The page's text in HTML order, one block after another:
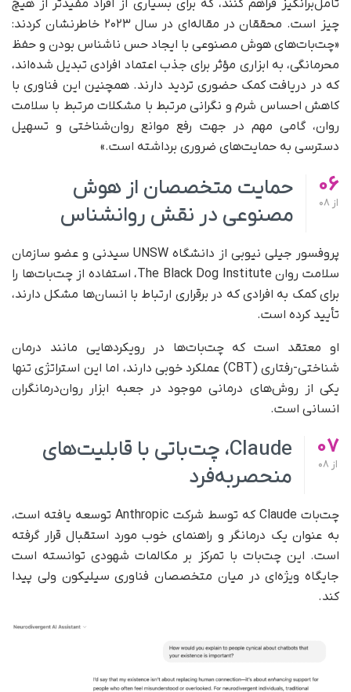
تأمل‌برانگیز فراهم کنند، که برای بسیاری از افراد مفیدتر از هیچ
چیز است. محققان در مقاله‌ای در سال ۲۰۲۳ خاطرنشان کردند:
«چت‌بات‌های هوش مصنوعی با ایجاد حس ناشناس بودن و حفظ
محرمانگی، به ابزاری مؤثر برای جذب اعتماد افرادی تبدیل شده‌اند،
که در دریافت کمک حضوری تردید دارند. همچنین این فناوری با
کاهش احساس شرم و نگرانی مرتبط با مشکلات مرتبط با سلامت
روان، گامی مهم در جهت رفع موانع روان‌شناختی و تسهیل
دسترسی به حمایت‌های ضروری برداشته است.»
06
از
حمایت متخصصان از هوش
مصنوعی در نقش روانشناس
پروفسور جیلی نیوبی از دانشگاه UNSW سیدنی و عضو سازمان
سلامت روان The Black Dog Institute، استفاده از چت‌بات‌ها را
برای کمک به افرادی که در برقراری ارتباط با انسان‌ها مشکل دارند،
تأیید کرده است.
او معتقد است که چت‌بات‌ها در رویکردهایی مانند درمان
شناختی-رفتاری (CBT) عملکرد خوبی دارند، اما این استراتژی تنها
یکی از روش‌های درمانی موجود در جعبه ابزار روان‌درمانگران
انسانی است.
07
از
Claude، چت‌باتی با قابلیت‌های
منحصربه‌فرد
چت‌بات Claude که توسط شرکت Anthropic توسعه یافته است،
به عنوان یک درمانگر و راهنمای خوب مورد استقبال قرار گرفته
است. این چت‌بات با تمرکز بر مکالمات شهودی توانسته است
جایگاه ویژه‌ای در میان متخصصان فناوری سیلیکون‌ ولی پیدا
کند.